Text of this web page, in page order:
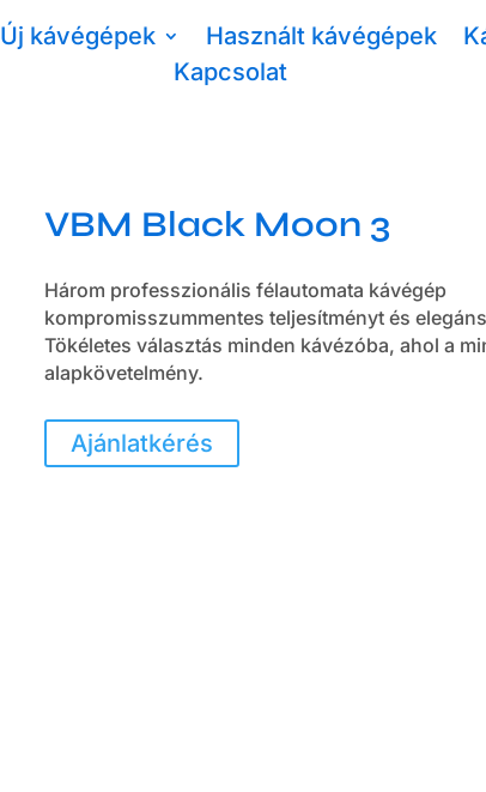
Új kávégépek Használt kávégépek
Kapcsolat
VBM Black Moon 3
Három professzionális félautomata kávégép
kompromisszummentes teljesítményt és
Tökéletes választás minden kávézóba, ahol a
alapkövetelmény.
Ajánlatkérés